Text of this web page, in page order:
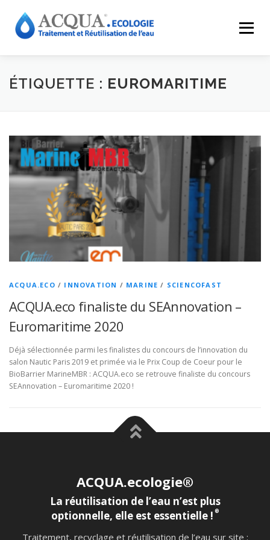
Menu
RESSOURCES CONTACT ACQUA-SHOP
ÉTIQUETTE : EUROMARITIME
ACQUA.ECO / INNOVATION / MARINE / SCIENCOFAST
ACQUA.eco finaliste du SEAnnovation –
Euromaritime 2020
Déjà sélectionnée parmi les finalistes du concours de l’innovation du
salon Nautic Paris 2019 et primée via le Prix Coup de Coeur pour le
BioBarrier MarineMBR : ACQUA.eco se retrouve finaliste du concours
SEAnnovation – Euromaritime 2020 !
ACQUA.ecologie®
La réutilisation de l’eau n’est plus
optionnelle, elle est essentielle ! ®
Traitement, recyclage et réutilisation de l’eau sur site :